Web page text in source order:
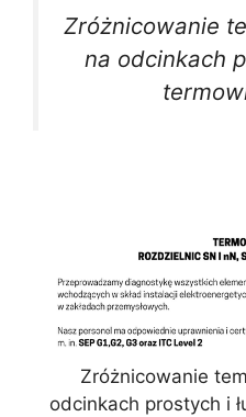
Zróżnicowanie
na odcinkach
Zróżnicowanie
odcinkach prostych i